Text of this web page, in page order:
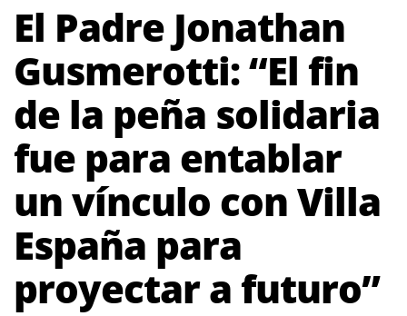
El Padre Jonathan
Gusmerotti: “El fin
de la peña solidaria
fue para entablar
un vínculo con Villa
España para
proyectar a futuro”